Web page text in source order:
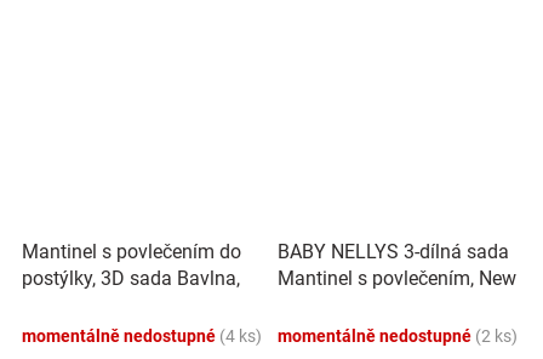
Mantinel s povlečením do
postýlky, 3D sada Bavlna,
momentálně nedostupné (4 ks)
BABY NELLYS 3-dílná sada
Mantinel s povlečením, New
momentálně nedostupné (2 ks)